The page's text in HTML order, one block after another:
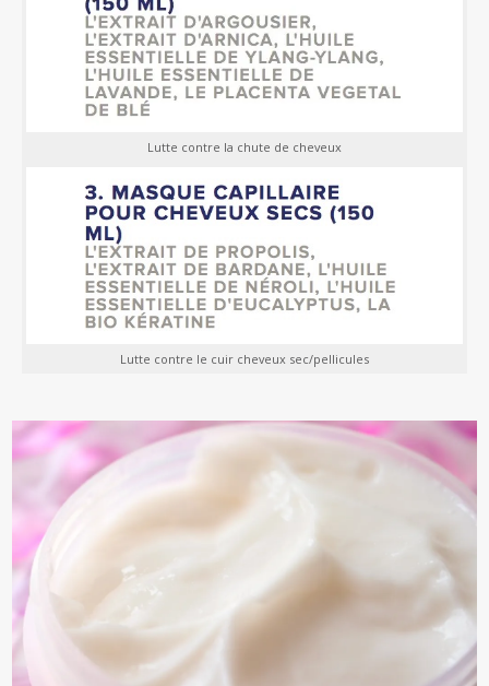
Lutte contre la chute de cheveux
Lutte contre le cuir cheveux sec/pellicules